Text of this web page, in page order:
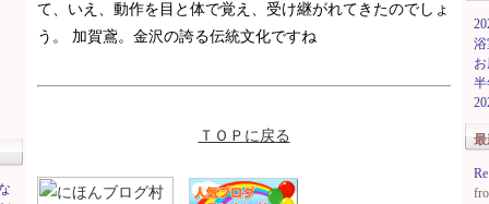
て、いえ、動作を目と体で覚え、受け継がれてきたのでしょ
う。 加賀鳶。金沢の誇る伝統文化ですね
ＴＯＰに戻る